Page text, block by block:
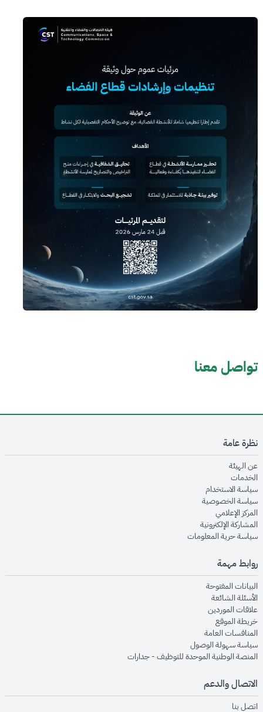
تواصل معنا
نظرة عامة
عن الهيئةopens in new window
الخدماتopens in new window
سياسة الاستخدام
سياسة الخصوصيةopens in new window
المركز الإعلاميopens in new window
المشاركة الإلكترونيةopens in new window
سياسة حرية المعلوماتopens in new window
روابط مهمة
البيانات المفتوحةopens in new window
الأسئلة الشائعةopens in new window
علاقات الموردينopens in new window
خريطة الموقعopens in new window
المنافسات العامةopens in new window
سياسة سهولة الوصولopens in new window
المنصة الوطنية الموحدة للتوظيف - جداراتopens in new window
الاتصال والدعم
اتصل بنا